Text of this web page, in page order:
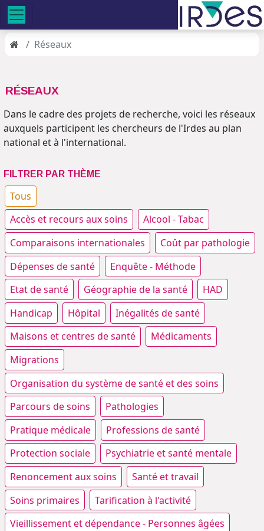
Réseaux
RÉSEAUX
Dans le cadre des projets de recherche, voici les réseaux
auxquels participent les chercheurs de l'Irdes au plan
national et à l'international.
FILTRER PAR THÈME
Tous
Accès et recours aux soins
Alcool - Tabac
Comparaisons internationales
Coût par pathologie
Dépenses de santé
Enquête - Méthode
Etat de santé
Géographie de la santé
HAD
Handicap
Hôpital
Inégalités de santé
Maisons et centres de santé
Médicaments
Migrations
Organisation du système de santé et des soins
Parcours de soins
Pathologies
Pratique médicale
Professions de santé
Protection sociale
Psychiatrie et santé mentale
Renoncement aux soins
Santé et travail
Soins primaires
Tarification à l'activité
Vieillissement et dépendance - Personnes âgées